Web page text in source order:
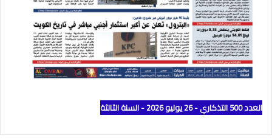
العدد 500 التذكاري - 26 يوليو 2026 - السنة الثالثة